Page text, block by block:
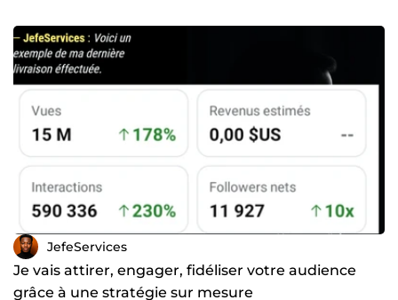
JefeServices
Je vais attirer, engager, fidéliser votre audience
grâce à une stratégie sur mesure